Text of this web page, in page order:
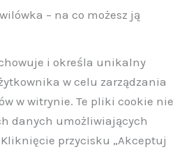
– na co możesz ją
i określa unikalny
w celu zarządzania
w witrynie. Te pliki cookie nie
danych umożliwiających
przycisku „Akceptuj